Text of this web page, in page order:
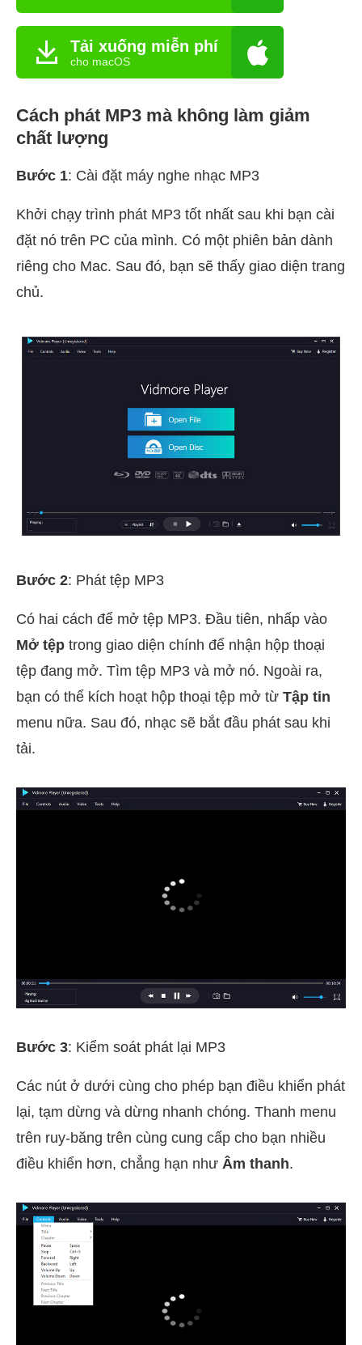
Tải xuống miễn phí
cho macOS
Cách phát MP3 mà không làm giảm
chất lượng
Bước 1: Cài đặt máy nghe nhạc MP3
Khởi chạy trình phát MP3 tốt nhất sau khi bạn cài
đặt nó trên PC của mình. Có một phiên bản dành
riêng cho Mac. Sau đó, bạn sẽ thấy giao diện trang
chủ.
Bước 2: Phát tệp MP3
Có hai cách để mở tệp MP3. Đầu tiên, nhấp vào
Mở tệp trong giao diện chính để nhận hộp thoại
tệp đang mở. Tìm tệp MP3 và mở nó. Ngoài ra,
bạn có thể kích hoạt hộp thoại tệp mở từ Tập tin
menu nữa. Sau đó, nhạc sẽ bắt đầu phát sau khi
tải.
Bước 3: Kiểm soát phát lại MP3
Các nút ở dưới cùng cho phép bạn điều khiển phát
lại, tạm dừng và dừng nhanh chóng. Thanh menu
trên ruy-băng trên cùng cung cấp cho bạn nhiều
điều khiển hơn, chẳng hạn như Âm thanh.